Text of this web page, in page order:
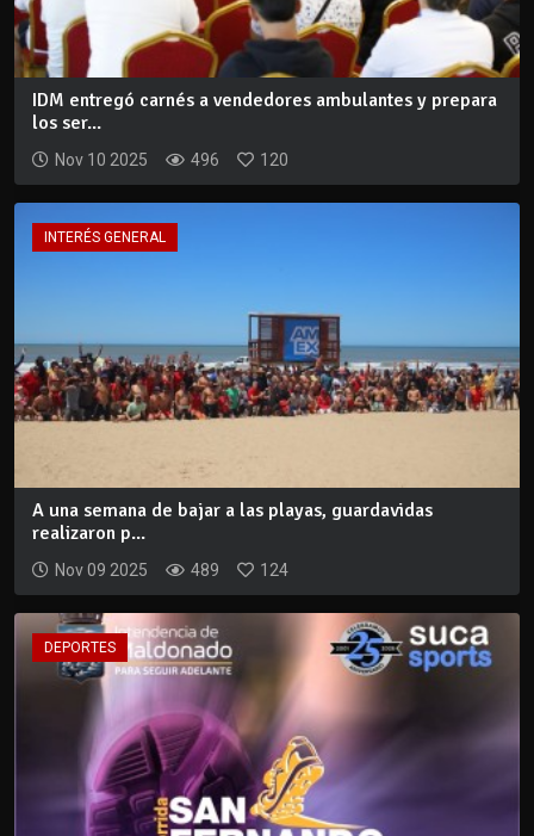
IDM entregó carnés a vendedores ambulantes y prepara
los ser...
Nov 10 2025 496 120
INTERÉS GENERAL
A una semana de bajar a las playas, guardavidas
realizaron p...
Nov 09 2025 489 124
DEPORTES